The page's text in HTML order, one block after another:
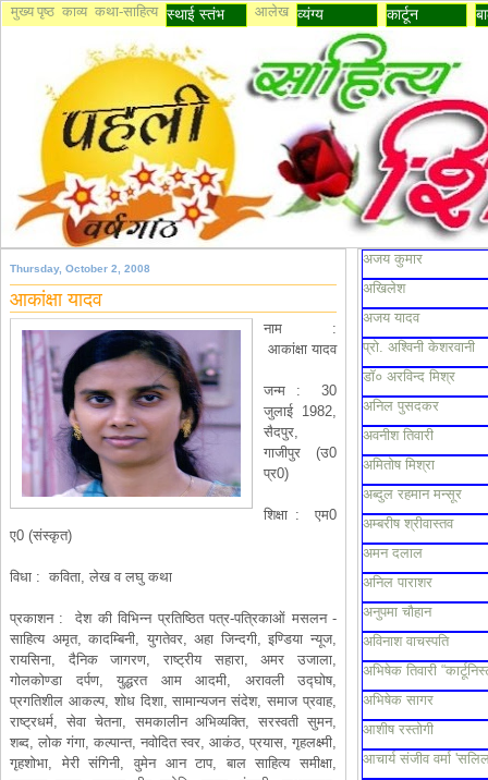
मुख्य पृष्ठ काव्य कथा-साहित्य स्थाई स्तंभ आलेख व्यंग्य कार्टून
Thursday, October 2, 2008
आकांक्षा यादव
नाम :
आकांक्षा यादव
जन्म :
30
जुलाई 1982,
सैदपुर,
गाजीपुर (उ0
प्र0)
शिक्षा :
एम0
ए0 (संस्कृत)
विधा : कविता, लेख व लघु कथा
प्रकाशन :
देश की विभिन्न प्रतिष्ठित पत्र-पत्रिकाओं मसलन -
साहित्य अमृत, कादम्बिनी, युगतेवर, अहा जिन्दगी, इण्डिया न्यूज,
रायसिना, दैनिक जागरण, राष्ट्रीय सहारा, अमर उजाला,
गोलकोण्डा दर्पण, युद्धरत आम आदमी, अरावली उद्घोष,
प्रगतिशील आकल्प, शोध दिशा, सामान्यजन संदेश, समाज प्रवाह,
राष्ट्रधर्म, सेवा चेतना, समकालीन अभिव्यक्ति, सरस्वती सुमन,
शब्द, लोक गंगा, कल्पान्त, नवोदित स्वर, आकंठ, प्रयास, गृहलक्ष्मी,
गृहशोभा, मेरी संगिनी, वुमेन आन टाप, बाल साहित्य समीक्षा,
अजय कुमार
अखिलेश
अजय यादव
प्रो. अश्विनी केशरवानी
डॉ० अरविन्द मिश्र
अनिल पुसदकर
अवनीश तिवारी
अमितोष मिश्रा
अब्दुल रहमान मन्सूर
अम्बरीष श्रीवास्तव
अमन दलाल
अनिल पाराशर
अनुपमा चौहान
अविनाश वाचस्पति
अभिषेक तिवारी
अभिषेक सागर
आशीष रस्तोगी
आचार्य संजीव वर्मा